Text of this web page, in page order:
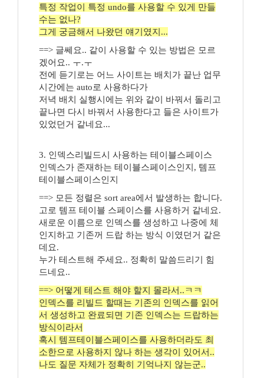
특정 작업이 특정 undo를 사용할 수 있게 만들
수는 없나?
그게 궁금해서 나왔던 얘기였지...
==> 글쎄요.. 같이 사용할 수 있는 방법은 모르
겠어요.. ㅜ.ㅜ
전에 듣기로는 어느 사이트는 배치가 끝난 업무
시간에는 auto로 사용하다가
저녁 배치 실행시에는 위와 같이 바꿔서 돌리고
끝나면 다시 바꿔서 사용한다고 들은 사이트가
있었던거 같네요...
3. 인덱스리빌드시 사용하는 테이블스페이스
인덱스가 존재하는 테이블스페이스인지, 템프
테이블스페이스인지
==> 모든 정렬은 sort area에서 발생하는 합니다.
고로 템프 테이블 스페이스를 사용하거 같네요.
새로운 이름으로 인덱스를 생성하고 나중에 체
인지하고 기존꺼 드랍 하는 방식 이였던거 같은
데요.
누가 테스트해 주세요.. 정확히 말씀드리기 힘
드네요..
==> 어떻게 테스트 해야 할지 몰라서..ㅋㅋ
인덱스를 리빌드 할때는 기존의 인덱스를 읽어
서 생성하고 완료되면 기존 인덱스는 드랍하는
방식이라서
혹시 템프테이블스페이스를 사용하더라도 최
소한으로 사용하지 않나 하는 생각이 있어서..
나도 질문 자체가 정확히 기억나지 않는군..